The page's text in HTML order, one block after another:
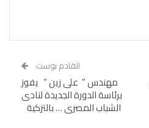
القادم بوست
مهندس ” على زين ” يفوز
برئاسة الدورة الجديدة لنادى
الشباب المصرى … بالتزكية